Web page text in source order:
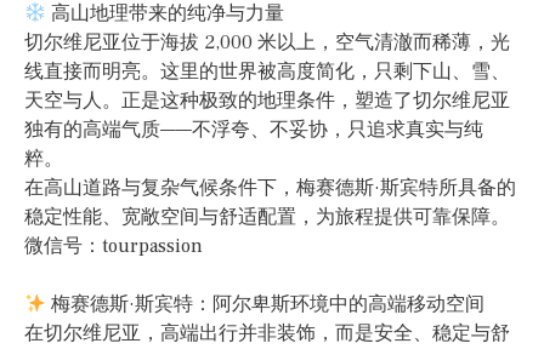
高山地理带来的纯净与力量
切尔维尼亚位于海拔 2,000 米以上，空气清澈而稀薄，光
线直接而明亮。这里的世界被高度简化，只剩下山、雪、
天空与人。正是这种极致的地理条件，塑造了切尔维尼亚
独有的高端气质——不浮夸、不妥协，只追求真实与纯
粹。
在高山道路与复杂气候条件下，梅赛德斯·斯宾特所具备的
稳定性能、宽敞空间与舒适配置，为旅程提供可靠保障。
微信号：tourpassion
梅赛德斯·斯宾特：阿尔卑斯环境中的高端移动空间
在切尔维尼亚，高端出行并非装饰，而是安全、稳定与舒